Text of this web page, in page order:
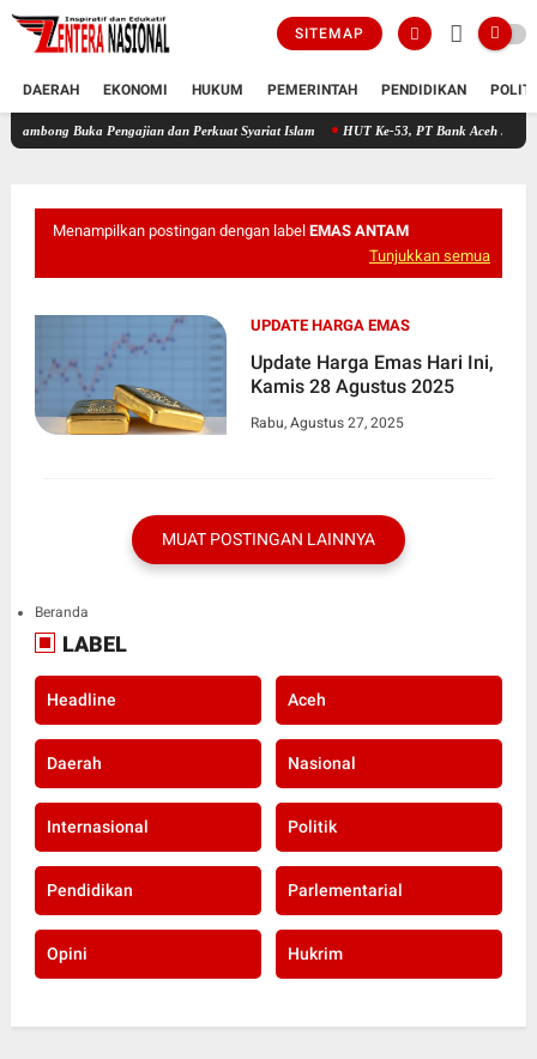
SITEMAP
DAERAH EKONOMI HUKUM PEMERINTAH PENDIDIKAN
Buka Pengajian dan Perkuat Syariat Islam HUT Ke-53, PT Bank Aceh Syariah KC
Menampilkan postingan dengan label EMAS ANTAM
Tunjukkan semua
UPDATE HARGA EMAS
Update Harga Emas Hari Ini,
Kamis 28 Agustus 2025
Rabu, Agustus 27, 2025
MUAT POSTINGAN LAINNYA
Beranda
LABEL
Headline Aceh
Daerah Nasional
Internasional Politik
Pendidikan Parlementarial
Opini Hukrim